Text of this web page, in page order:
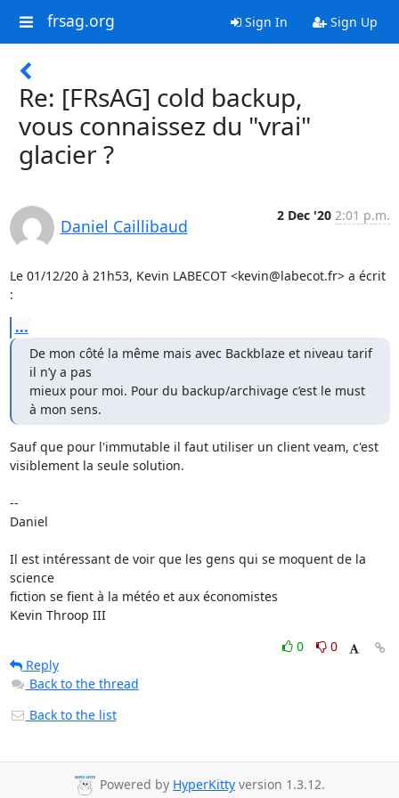
frsag.org Sign In Sign Up
Re: [FRsAG] cold backup,
vous connaissez du "vrai"
glacier ?
Daniel Caillibaud
2 Dec '20 2:01 p.m.
Le 01/12/20 à 21h53, Kevin LABECOT <kevin@labecot.fr> a écrit
:
...
De mon côté la même mais avec Backblaze et niveau tarif
il n’y a pas
mieux pour moi. Pour du backup/archivage c’est le must
à mon sens.
Sauf que pour l'immutable il faut utiliser un client veam, c'est
visiblement la seule solution.
--
Daniel
Il est intéressant de voir que les gens qui se moquent de la
science
fiction se fient à la météo et aux économistes
Kevin Throop III
0
0
Reply
Back to the thread
Back to the list
Powered by HyperKitty version 1.3.12.